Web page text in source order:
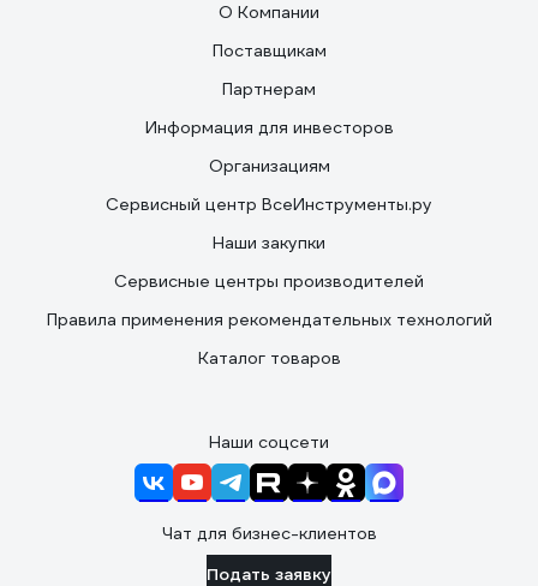
О Компании
Поставщикам
Партнерам
Информация для инвесторов
Организациям
Сервисный центр ВсеИнструменты.ру
Наши закупки
Сервисные центры производителей
Правила применения рекомендательных технологий
Каталог товаров
Наши соцсети
Чат для бизнес-клиентов
Подать заявку